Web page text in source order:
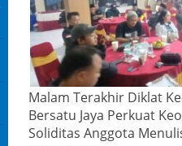
Malam Terakhir Diklat
Bersatu Jaya Perkuat
Soliditas Anggota